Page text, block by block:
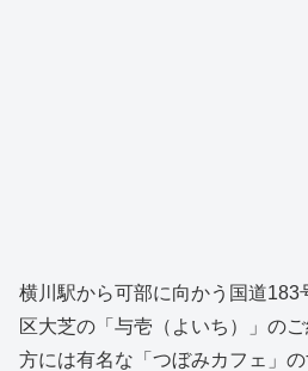
横川駅から可部に向かう国道183
区大芝の「与壱（よいち）」の
方には有名な「つぼみカフェ」の